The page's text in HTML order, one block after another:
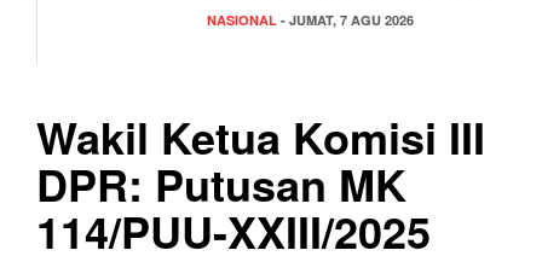
NASIONAL - JUMAT, 7 AGU 2026
Wakil Ketua Komisi III
DPR: Putusan MK
114/PUU-XXIII/2025